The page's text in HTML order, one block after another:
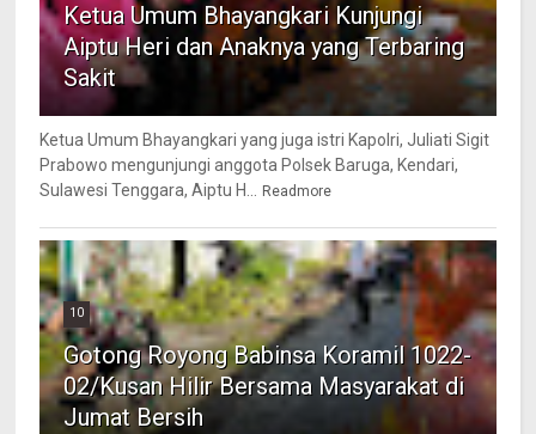
Ketua Umum Bhayangkari Kunjungi
Aiptu Heri dan Anaknya yang Terbaring
Sakit
Ketua Umum Bhayangkari yang juga istri Kapolri, Juliati Sigit
Prabowo mengunjungi anggota Polsek Baruga, Kendari,
Sulawesi Tenggara, Aiptu H...
Readmore
10
Gotong Royong Babinsa Koramil 1022-
02/Kusan Hilir Bersama Masyarakat di
Jumat Bersih